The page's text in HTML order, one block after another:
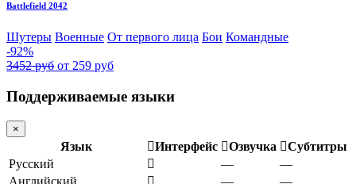
Battlefield 2042
Шутеры Военные От первого лица Бои Командные
-92%
3452 руб от 259 руб
Поддерживаемые языки
×
Язык Интерфейс Озвучка
Субтитры
Русский
—
—
Английский
—
—